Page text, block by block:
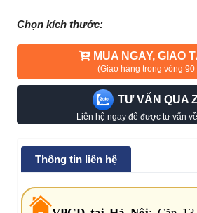
Chọn kích thước:
MUA NGAY, GIAO
(Giao hàng trong vòng 90
TƯ VẤN QUA
Liên hệ ngay để được tư vấn
Thông tin liên hệ